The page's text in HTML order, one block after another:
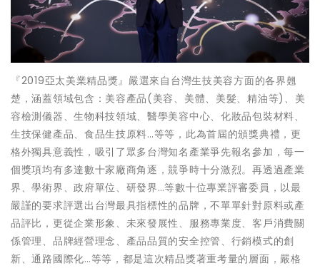
『2019亞太美業精品獎』嚴選來自台灣生技美容方面的各界翹
楚，涵蓋領域包含：美容產品(美容、美體、美髮、精油等)、美
容檢測儀器、生物科技領域、醫學美容中心、化妝品包裝材料、
生技保健產品、食品生技原料…等等，此為首屆的頒獎典禮，更
格外獨具意義性，吸引了眾多台灣知名產業爭先報名參加，每一
個獎項均有多達數十家廠商角逐，競爭時十分激烈。再透過產業
界、學術界、政府單位、研發界…等數十位專業評審委員，以最
嚴謹的要求評選出台灣最具指標性的品牌，不單單針對原料或產
品評比，更從企業形象、未來發展性、服務專業度、客戶消費關
係管理、品牌經營理念、產品品質的安全控管、行銷模式的創
新、通路國際化…等等，都是這次精品獎著重考量的層面，嚴格